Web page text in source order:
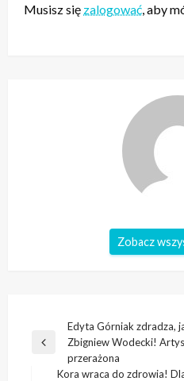
Musisz się zalogować , aby
Zobacz
Nawigacja
wpisu
Poprzedni
Edyta Górniak zdradza,
Zbigniew Wodecki!
przerażona
Kora wraca do zdrowia!